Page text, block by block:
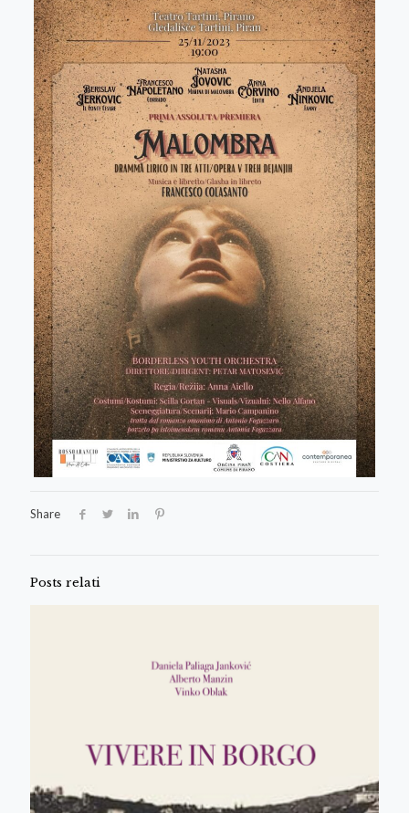
Share
Posts relati